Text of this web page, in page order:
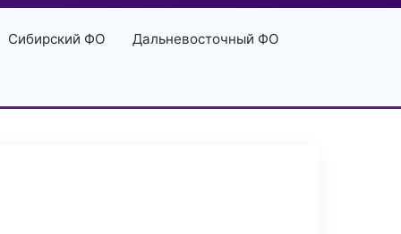
Сибирский ФО Дальневосточный ФО